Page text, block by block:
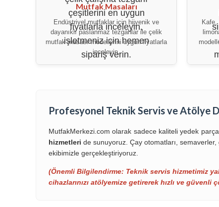
Mutfak Masaları
Endüstriyel mutfaklar için hijyenik ve
dayanıklı paslanmaz tezgahlar ile çelik
mutfak masası modellerini uygun fiyatlarla
inceleyin.
Profesyonel Teknik Servis ve Atölye
MutfakMerkezi.com olarak sadece kaliteli yedek
hizmetleri de sunuyoruz. Çay otomatları, semaverler,
ekibimizle gerçekleştiriyoruz.
(Önemli Bilgilendirme: Teknik servis hizmetimiz
cihazlarınızı atölyemize getirerek hızlı ve güvenli